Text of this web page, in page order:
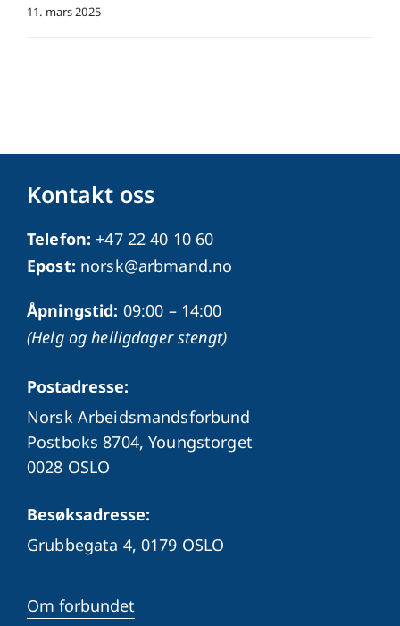
11. mars 2025
Kontakt oss
Telefon: +47 22 40 10 60
Epost: norsk@arbmand.no
Åpningstid: 09:00 – 14:00
(Helg og helligdager stengt)
Postadresse:
Norsk Arbeidsmandsforbund
Postboks 8704, Youngstorget
0028 OSLO
Besøksadresse:
Grubbegata 4,0179 OSLO
Om forbundet